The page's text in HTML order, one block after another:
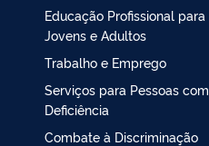
Educação Profissional para
Jovens e Adultos
Trabalho e Emprego
Serviços para Pessoas com
Deficiência
Combate à Discriminação